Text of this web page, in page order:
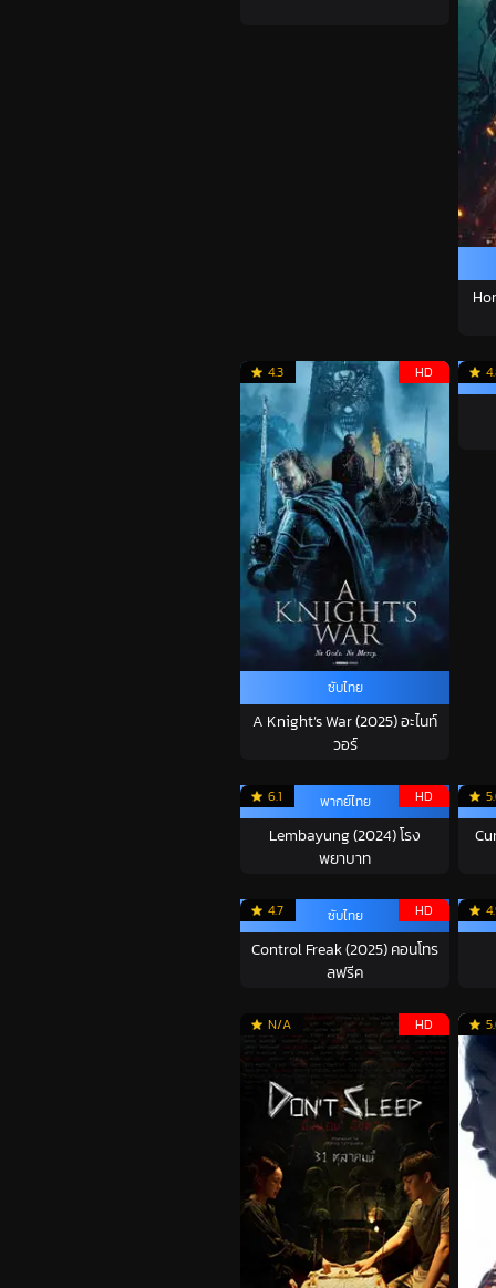
4.3 HD
ซับไทย
A Knight’s War (2025) อะไนท์
วอร์
6.1 HD
พากย์ไทย
Lembayung (2024) โรง
พยาบาท
4.7 HD
ซับไทย
Control Freak (2025) คอนโทร
ลฟรีค
N/A HD